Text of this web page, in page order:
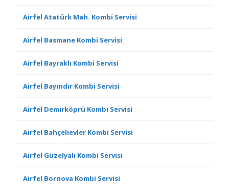
Airfel Atatürk Mah. Kombi Servisi
Airfel Basmane Kombi Servisi
Airfel Bayraklı Kombi Servisi
Airfel Bayındır Kombi Servisi
Airfel Demirköprü Kombi Servisi
Airfel Bahçelievler Kombi Servisi
Airfel Güzelyalı Kombi Servisi
Airfel Bornova Kombi Servisi